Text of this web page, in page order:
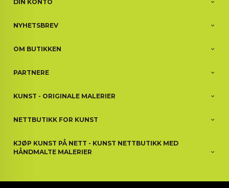
DIN KONTO
NYHETSBREV
OM BUTIKKEN
PARTNERE
KUNST - ORIGINALE MALERIER
NETTBUTIKK FOR KUNST
KJØP KUNST PÅ NETT - KUNST NETTBUTIKK MED
HÅNDMALTE MALERIER